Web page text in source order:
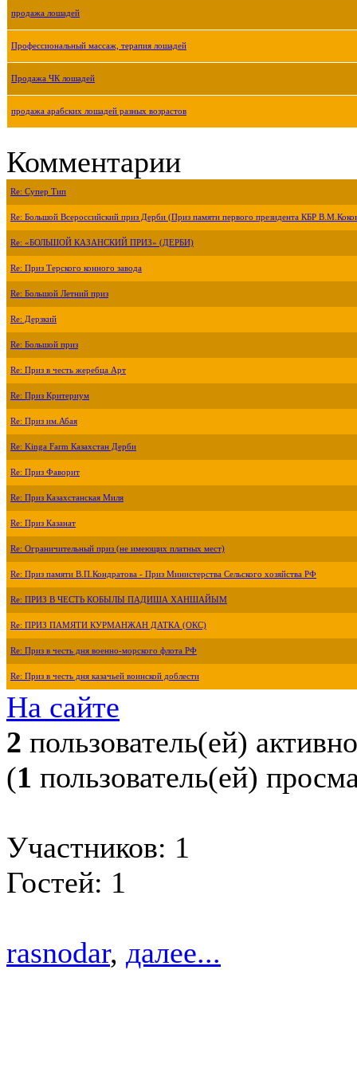
продажа лошадей
Профессиональный массаж, терапия лошадей
Продажа ЧК лошадей
продажа арабских лошадей разных возрастов
Комментарии
Re: Супер Тип
Re: Большой Всероссийский приз Дерби (Приз памяти первого президента КБР
Re: «БОЛЬШОЙ КАЗАНСКИЙ ПРИЗ» (ДЕРБИ)
Re: Приз Терского конного завода
Re: Большой Летний приз
Re: Дерзкий
Re: Большой приз
Re: Приз в честь жеребца Арт
Re: Приз Критериум
Re: Приз им.Абая
Re: Kinga Farm Казахстан Дерби
Re: Приз Фаворит
Re: Приз Казахстанская Миля
Re: Приз Казанат
Re: Ограничительный приз (не имеющих платных мест)
Re: Приз памяти В.П.Кондратова - Приз Министерства Сельского хозяйства РФ
Re: ПРИЗ В ЧЕСТЬ КОБЫЛЫ ПАДИША ХАНШАЙЫМ
Re: ПРИЗ ПАМЯТИ КУРМАНЖАН ДАТКА (ОКС)
Re: Приз в честь дня военно-морского флота РФ
Re: Приз в честь дня казачьей воинской доблести
На сайте
2 пользователь(ей) активно
(1 пользователь(ей)
Участников: 1
Гостей: 1
rasnodar, далее...